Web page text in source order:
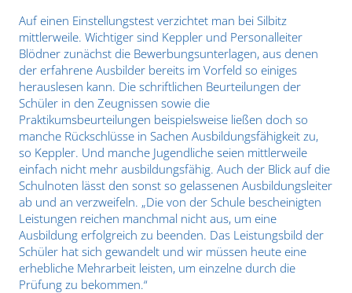
Auf einen Einstellungstest verzichtet man bei Silbitz
mittlerweile. Wichtiger sind Keppler und Personalleiter
Blödner zunächst die Bewerbungsunterlagen, aus denen
der erfahrene Ausbilder bereits im Vorfeld so einiges
herauslesen kann. Die schriftlichen Beurteilungen der
Schüler in den Zeugnissen sowie die
Praktikumsbeurteilungen beispielsweise ließen doch so
manche Rückschlüsse in Sachen Ausbildungsfähigkeit zu,
so Keppler. Und manche Jugendliche seien mittlerweile
einfach nicht mehr ausbildungsfähig. Auch der Blick auf die
Schulnoten lässt den sonst so gelassenen Ausbildungsleiter
ab und an verzweifeln. „Die von der Schule bescheinigten
Leistungen reichen manchmal nicht aus, um eine
Ausbildung erfolgreich zu beenden. Das Leistungsbild der
Schüler hat sich gewandelt und wir müssen heute eine
erhebliche Mehrarbeit leisten, um einzelne durch die
Prüfung zu bekommen.“